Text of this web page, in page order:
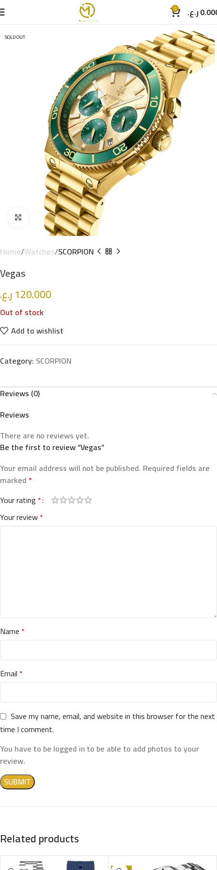
0 ر.ع.
SOLD OUT
Click to enlarge
Home Watches SCORPION
Vegas
120.000 ر.ع.
Out of stock
Add to wishlist
Category: SCORPION
Reviews (0)
Reviews
There are no reviews yet.
Be the first to review “Vegas”
Your email address will not be published. Required fields are
marked *
Your rating *
Your review*
Name *
Email *
Save my name, email, and website in this browser for the next
time I comment.
You have to be logged in to be able to add photos to your
review.
Related products